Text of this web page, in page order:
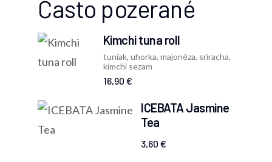
Často pozerané
Kimchi tuna roll
tuniak, uhorka, majonéza, sriracha,
kimchi sezam
16,90 €
ICEBATA Jasmine
Tea
3,60 €